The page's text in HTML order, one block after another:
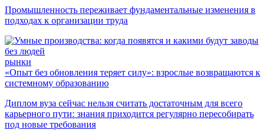
Промышленность переживает фундаментальные изменения в
подходах к организации труда
рынки
«Опыт без обновления теряет силу»: взрослые возвращаются к
системному образованию
Диплом вуза сейчас нельзя считать достаточным для всего
карьерного пути: знания приходится регулярно пересобирать
под новые требования